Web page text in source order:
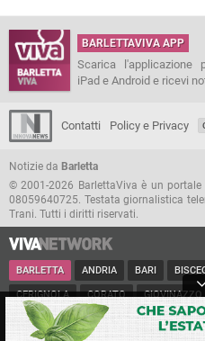
BARLETTAVIVA APP
Scarica l'applicazione
iPad e Android e ricevi
Contatti Policy e Privacy
Notizie da Barletta
© 2001-2026 BarlettaViva è un
08059640725. Testata giornalistica
Trani. Tutti i diritti riservati.
BARLETTA ANDRIA BARI
CERIGNOLA CORATO GIOVINAZZO
MINERVINO MODUGNO MOLFETTA